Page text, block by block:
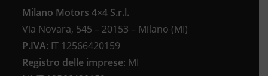
Milano Motors 4×4 S.r.l.
Via Novara, 545 – 20153 – Milano (MI)
P.IVA: IT 12566420159
Registro delle imprese: MI